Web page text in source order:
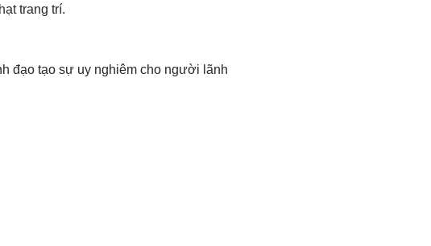
trang trí.
đạo tạo sự uy nghiêm cho người lãnh